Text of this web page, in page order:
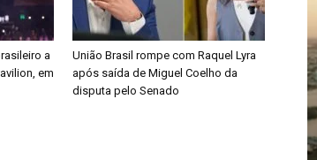
a
em
União Brasil rompe com Raquel Lyra
após saída de Miguel Coelho da
disputa pelo Senado